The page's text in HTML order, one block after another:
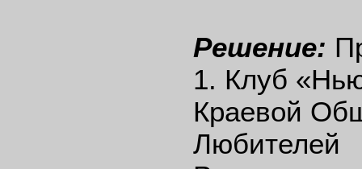
Решение:
1. Клуб
Краевой
Любителей